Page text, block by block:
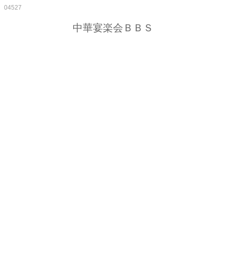
04527
中華宴楽会ＢＢＳ